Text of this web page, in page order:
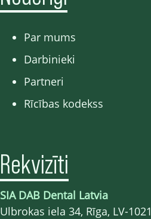
Par mums
Darbinieki
Partneri
Rīcības kodekss
Rekvizīti
SIA DAB Dental Latvia
Ulbrokas iela 34, Rīga, LV-1021